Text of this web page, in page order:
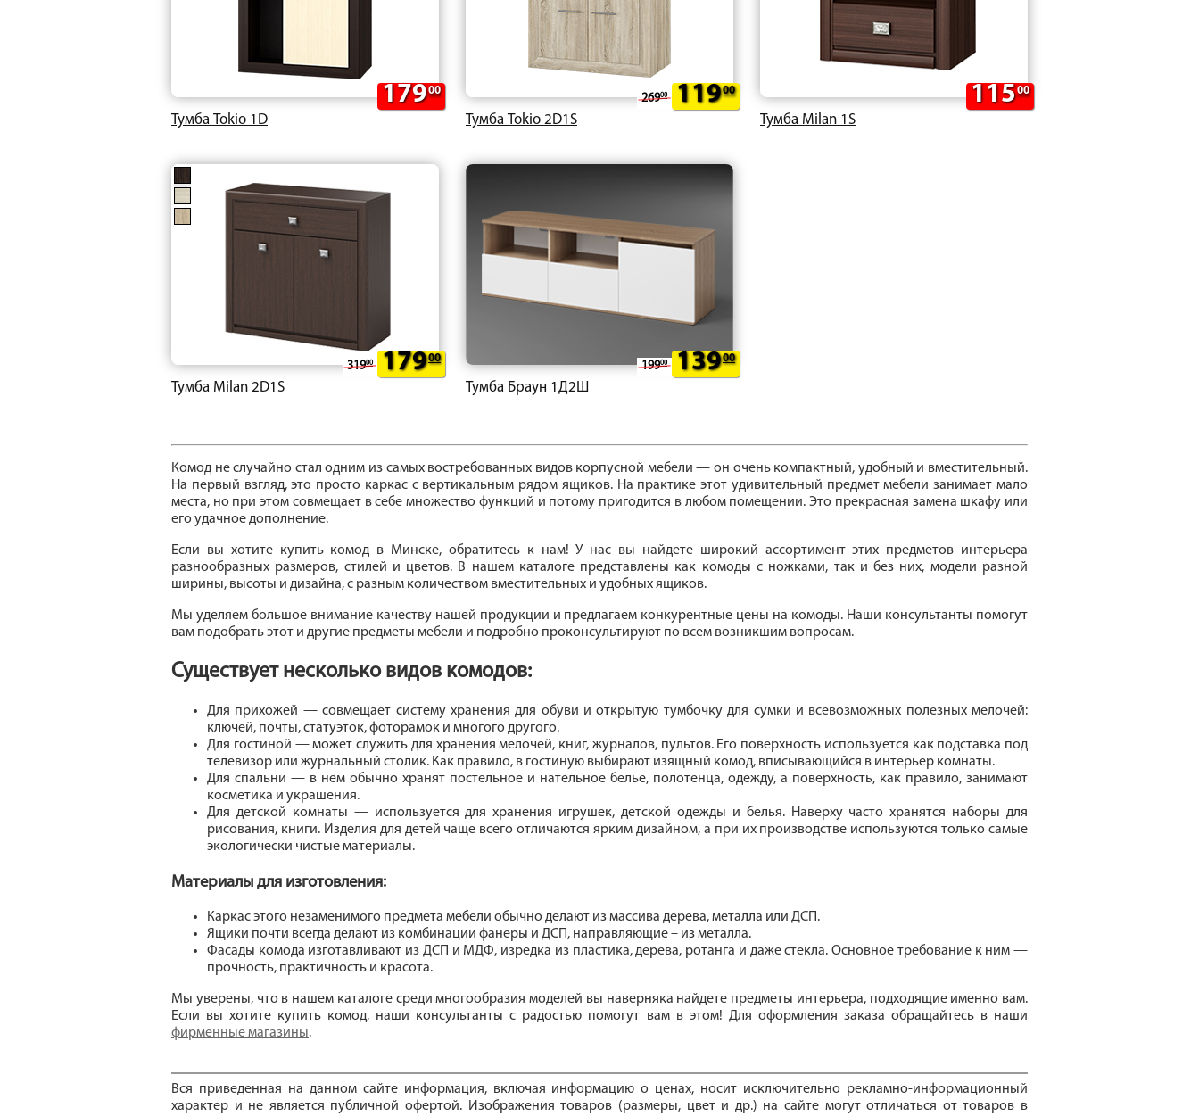
Тумба Tokio 1D
17900
Тумба Tokio 2D1S
26900 11900
Тумба Milan 1S
11500
Тумба Milan 2D1S
31900 17900
Тумба Браун 1Д2Ш
19900 13900
Комод не случайно стал одним из самых востребованных видов корпусной мебели — он очень компактный, удобный и вместительный.
На первый взгляд, это просто каркас с вертикальным рядом ящиков. На практике этот удивительный предмет мебели занимает мало
места, но при этом совмещает в себе множество функций и потому пригодится в любом помещении. Это прекрасная замена шкафу или
его удачное дополнение.
Если вы хотите купить комод в Минске, обратитесь к нам! У нас вы найдете широкий ассортимент этих предметов интерьера
разнообразных размеров, стилей и цветов. В нашем каталоге представлены как комоды с ножками, так и без них, модели разной
ширины, высоты и дизайна, с разным количеством вместительных и удобных ящиков.
Мы уделяем большое внимание качеству нашей продукции и предлагаем конкурентные цены на комоды. Наши консультанты помогут
вам подобрать этот и другие предметы мебели и подробно проконсультируют по всем возникшим вопросам.
Существует несколько видов комодов:
Для прихожей — совмещает систему хранения для обуви и открытую тумбочку для сумки и всевозможных полезных мелочей:
ключей, почты, статуэток, фоторамок и многого другого.
Для гостиной — может служить для хранения мелочей, книг, журналов, пультов. Его поверхность используется как подставка под
телевизор или журнальный столик. Как правило, в гостиную выбирают изящный комод, вписывающийся в интерьер комнаты.
Для спальни — в нем обычно хранят постельное и нательное белье, полотенца, одежду, а поверхность, как правило, занимают
косметика и украшения.
Для детской комнаты — используется для хранения игрушек, детской одежды и белья. Наверху часто хранятся наборы для
рисования, книги. Изделия для детей чаще всего отличаются ярким дизайном, а при их производстве используются только самые
экологически чистые материалы.
Материалы для изготовления:
Каркас этого незаменимого предмета мебели обычно делают из массива дерева, металла или ДСП.
Ящики почти всегда делают из комбинации фанеры и ДСП, направляющие – из металла.
Фасады комода изготавливают из ДСП и МДФ, изредка из пластика, дерева, ротанга и даже стекла. Основное требование к ним —
прочность, практичность и красота.
Мы уверены, что в нашем каталоге среди многообразия моделей вы наверняка найдете предметы интерьера, подходящие именно вам.
Если вы хотите купить комод, наши консультанты с радостью помогут вам в этом! Для оформления заказа обращайтесь в наши
фирменные магазины.
Вся приведенная на данном сайте информация, включая информацию о ценах, носит исключительно рекламно-информационный
характер и не является публичной офертой. Изображения товаров (размеры, цвет и др.) на сайте могут отличаться от товаров в